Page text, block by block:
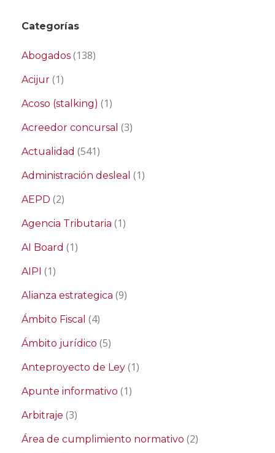
Categorías
Abogados (138)
Acijur (1)
Acoso (stalking) (1)
Acreedor concursal (3)
Actualidad (541)
Administración desleal (1)
AEPD (2)
Agencia Tributaria (1)
AI Board (1)
AIPI (1)
Alianza estrategica (9)
Ámbito Fiscal (4)
Ámbito jurídico (5)
Anteproyecto de Ley (1)
Apunte informativo (1)
Arbitraje (3)
Área de cumplimiento normativo (2)